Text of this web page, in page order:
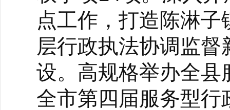
点工作，打造陈淋
层行政执法协调监
设。高规格举办全县
全市第四届服务型行